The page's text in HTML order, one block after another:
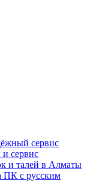
сервис
сервис
и талей в Алматы
ПК с русским